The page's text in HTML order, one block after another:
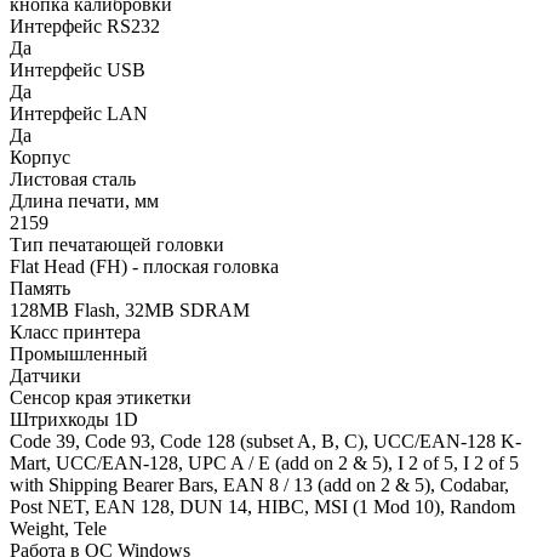
Интерфейс RS232
Да
Интерфейс USB
Да
Интерфейс LAN
Да
Корпус
Листовая сталь
Длина печати, мм
2159
Тип печатающей головки
Flat Head (FH) - плоская головка
Память
128MB Flash, 32MB SDRAM
Класс принтера
Промышленный
Датчики
Сенсор края этикетки
Штрихкоды 1D
Code 39, Code 93, Code 128 (subset A, B, C), UCC/EAN-128 K-
Mart, UCC/EAN-128, UPC A / E (add on 2 & 5), I 2 of 5, I 2 of 5
with Shipping Bearer Bars, EAN 8 / 13 (add on 2 & 5), Codabar,
Post NET, EAN 128, DUN 14, HIBC, MSI (1 Mod 10), Random
Weight, Tele
Работа в ОС Windows